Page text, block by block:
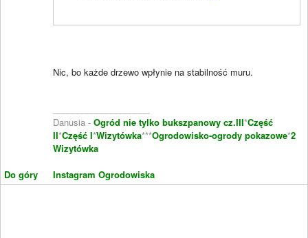
Do góry
Nic, bo każde drzewo wpłynie na stabilność muru.
Danusia - Ogród nie tylko bukszpanowy cz.III*Część
II*Część I*Wizytówka***Ogrodowisko-ogrody pokazowe*2
Wizytówka
Instagram Ogrodowiska